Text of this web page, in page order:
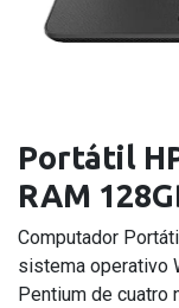
Portátil
RAM
Computador
sistema operativo
Pentium de cuatro